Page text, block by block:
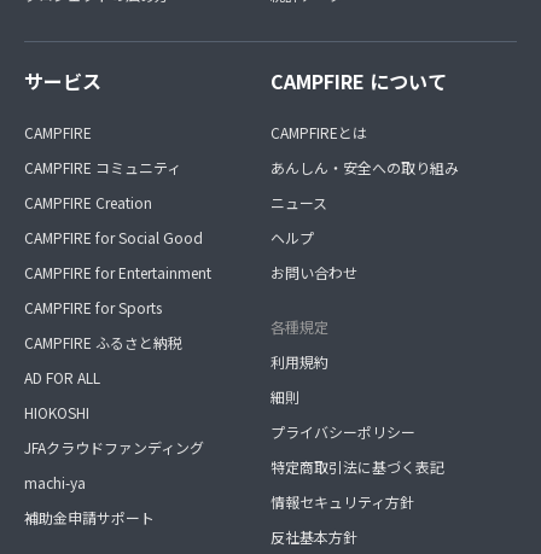
サービス
CAMPFIRE
CAMPFIRE コミュニティ
CAMPFIRE Creation
CAMPFIRE for Social Good
CAMPFIRE for Entertainment
CAMPFIRE for Sports
CAMPFIRE ふるさと納税
AD FOR ALL
HIOKOSHI
JFAクラウドファンディング
machi-ya
補助金申請サポート
CAMPFIRE について
CAMPFIREとは
あんしん・安全への取り組み
ニュース
ヘルプ
お問い合わせ
各種規定
利用規約
細則
プライバシーポリシー
特定商取引法に基づく表記
情報セキュリティ方針
反社基本方針